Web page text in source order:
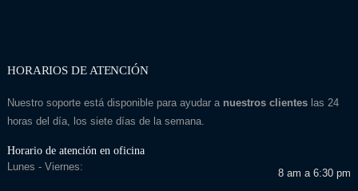
HORARIOS DE ATENCIÓN
Nuestro soporte está disponible para ayudar a nuestros clienteslas 24
horas del día, los siete días de la semana.
Horario de atención en oficina
Lunes - Viernes:
8 am a 6:30 pm